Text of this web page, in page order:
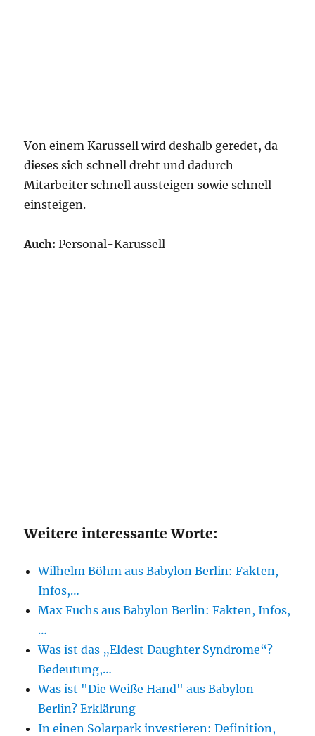
Von einem Karussell wird deshalb geredet, da
dieses sich schnell dreht und dadurch
Mitarbeiter schnell aussteigen sowie schnell
einsteigen.
Auch: Personal-Karussell
Weitere interessante Worte:
Wilhelm Böhm aus Babylon Berlin: Fakten,
Infos,…
Max Fuchs aus Babylon Berlin: Fakten, Infos,
…
Was ist das „Eldest Daughter Syndrome“?
Bedeutung,…
Was ist "Die Weiße Hand" aus Babylon
Berlin? Erklärung
In einen Solarpark investieren: Definition,